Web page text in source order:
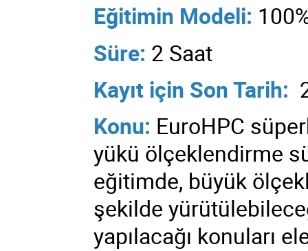
Eğitimin Modeli:
Süre: 2 Saat
Kayıt için Son Tarih:
Konu: EuroHPC
yükü ölçeklendirme
eğitimde, büyük
şekilde
yapılacağı konuları